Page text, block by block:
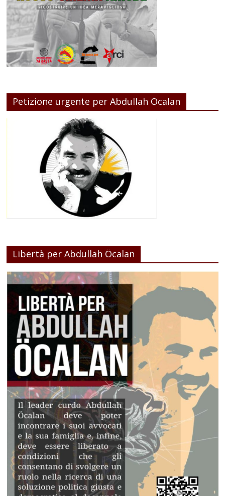
Petizione urgente per Abdullah Ocalan
Libertà per Abdullah Öcalan